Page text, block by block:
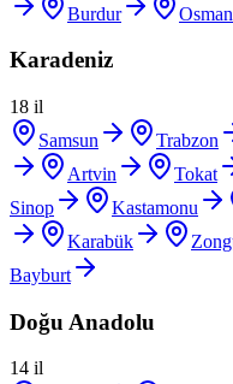
Burdur
Karadeniz
18 il
Samsun
Trabzon
Artvin
Tokat
Sinop
Kastamonu
Karabük
Bayburt
Doğu Anadolu
14 il